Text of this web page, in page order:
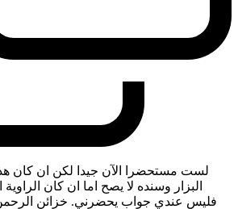
لست مستحضرا الآن جيدا لكن ان كان
البزار وسنده لا يصح اما ان كان
فليس عندي جواب يحضرني. خزائن الرحمن